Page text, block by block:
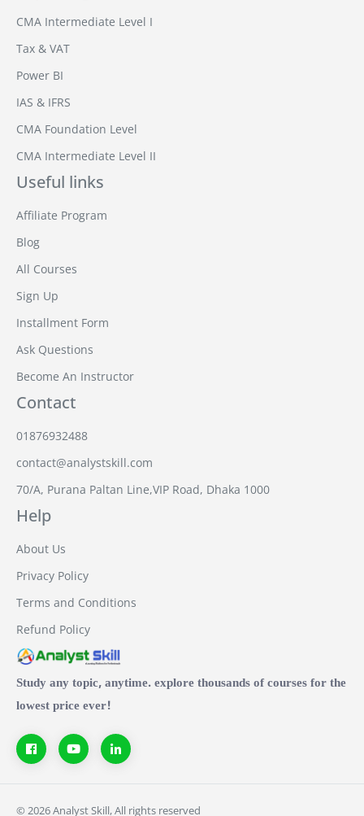
CMA Intermediate Level I
Tax & VAT
Power BI
IAS & IFRS
CMA Foundation Level
CMA Intermediate Level II
Useful links
Affiliate Program
Blog
All Courses
Sign Up
Installment Form
Ask Questions
Become An Instructor
Contact
01876932488
contact@analystskill.com
70/A, Purana Paltan Line,VIP Road, Dhaka 1000
Help
About Us
Privacy Policy
Terms and Conditions
Refund Policy
Study any topic, anytime. explore thousands of courses for the
lowest price ever!
© 2026 Analyst Skill, All rights reserved